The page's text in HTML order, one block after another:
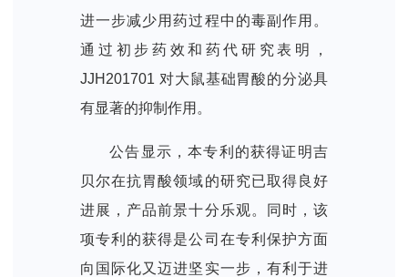
进一步减少用药过程中的毒副作用。
通过初步药效和药代研究表明，
JJH201701 对大鼠基础胃酸的分泌具
有显著的抑制作用。
公告显示，本专利的获得证明吉
贝尔在抗胃酸领域的研究已取得良好
进展，产品前景十分乐观。同时，该
项专利的获得是公司在专利保护方面
向国际化又迈进坚实一步，有利于进